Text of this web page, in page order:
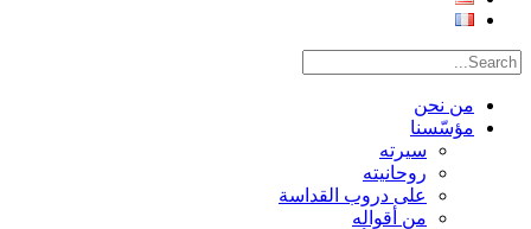
من نحن
مؤسّسنا
سيرته
روحانيته
على دروب القداسة
من أقواله